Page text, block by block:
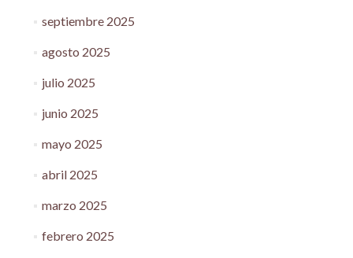
septiembre 2025
agosto 2025
julio 2025
junio 2025
mayo 2025
abril 2025
marzo 2025
febrero 2025